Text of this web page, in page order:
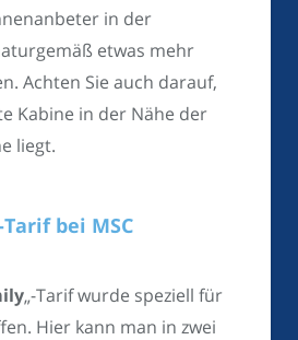
in der
etwas mehr
Achten Sie auch darauf,
Kabine in der Nähe der
liegt.
bei MSC
„-Tarif wurde speziell für
Hier kann man in zwei